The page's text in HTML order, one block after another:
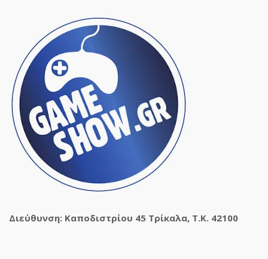
Διεύθυνση: Καποδιστρίου 45 Τρίκαλα, Τ.Κ. 42100